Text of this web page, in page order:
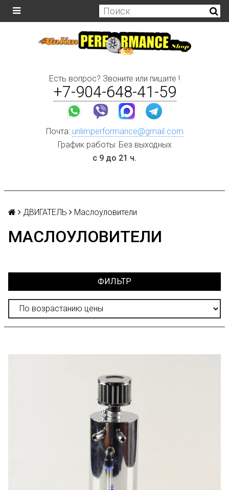
Есть вопрос? Звоните или пишите !
+7-904-648-41-59
Почта: unlimperformance@gmail.com
График работы: Без выходных
с 9 до 21 ч.
ДВИГАТЕЛЬ Маслоуловители
МАСЛОУЛОВИТЕЛИ
ФИЛЬТР